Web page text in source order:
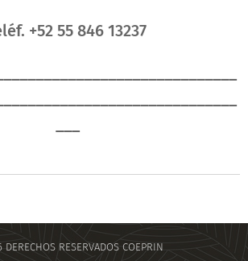
. +52 55 846 13237
RESERVADOS COEPRIN